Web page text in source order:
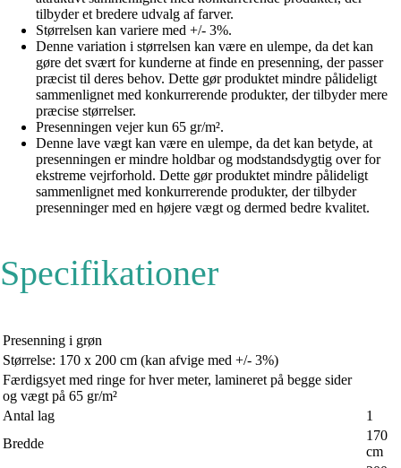
tilbyder et bredere udvalg af farver.
Størrelsen kan variere med +/- 3%.
Denne variation i størrelsen kan være en ulempe, da det kan
gøre det svært for kunderne at finde en presenning, der passer
præcist til deres behov. Dette gør produktet mindre pålideligt
sammenlignet med konkurrerende produkter, der tilbyder mere
præcise størrelser.
Presenningen vejer kun 65 gr/m².
Denne lave vægt kan være en ulempe, da det kan betyde, at
presenningen er mindre holdbar og modstandsdygtig over for
ekstreme vejrforhold. Dette gør produktet mindre pålideligt
sammenlignet med konkurrerende produkter, der tilbyder
presenninger med en højere vægt og dermed bedre kvalitet.
Specifikationer
Presenning i grøn
Størrelse: 170 x 200 cm (kan afvige med +/- 3%)
Færdigsyet med ringe for hver meter, lamineret på begge sider
og vægt på 65 gr/m²
Antal lag
1
Bredde
170
cm